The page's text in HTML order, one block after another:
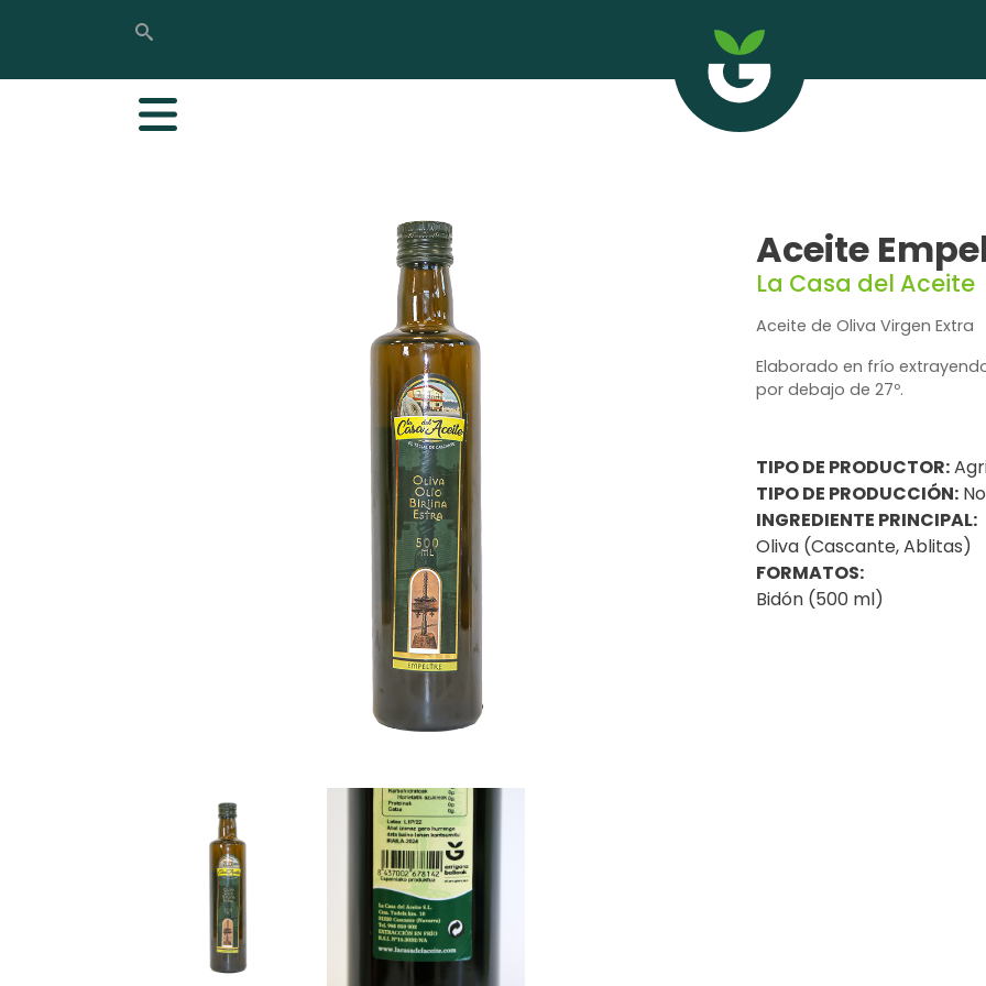
BuscarBuscar
Aceite
La Casa del Aceite
Aceite de Oliva Virgen Extra
Elaborado en frío
por debajo de 27º.
TIPO DE PRODUCTOR:
TIPO DE PRODUCCIÓN:
INGREDIENTE PRINCIPAL:
Oliva (Cascante, Ablitas)
FORMATOS:
Bidón (500 ml)